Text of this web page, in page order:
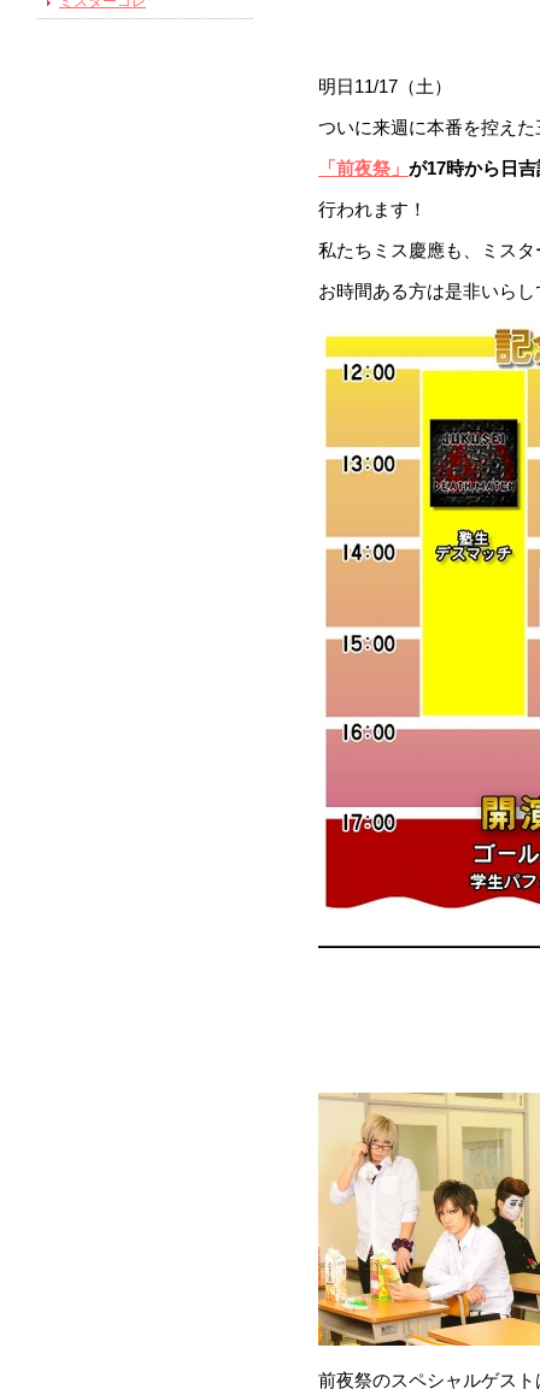
明日11/17（土）
ついに来週に本番を控え
「前夜祭」 が17時から日
行われます！
私たちミス慶應も、ミス
お時間ある方は是非いら
前夜祭のスペシャルゲス